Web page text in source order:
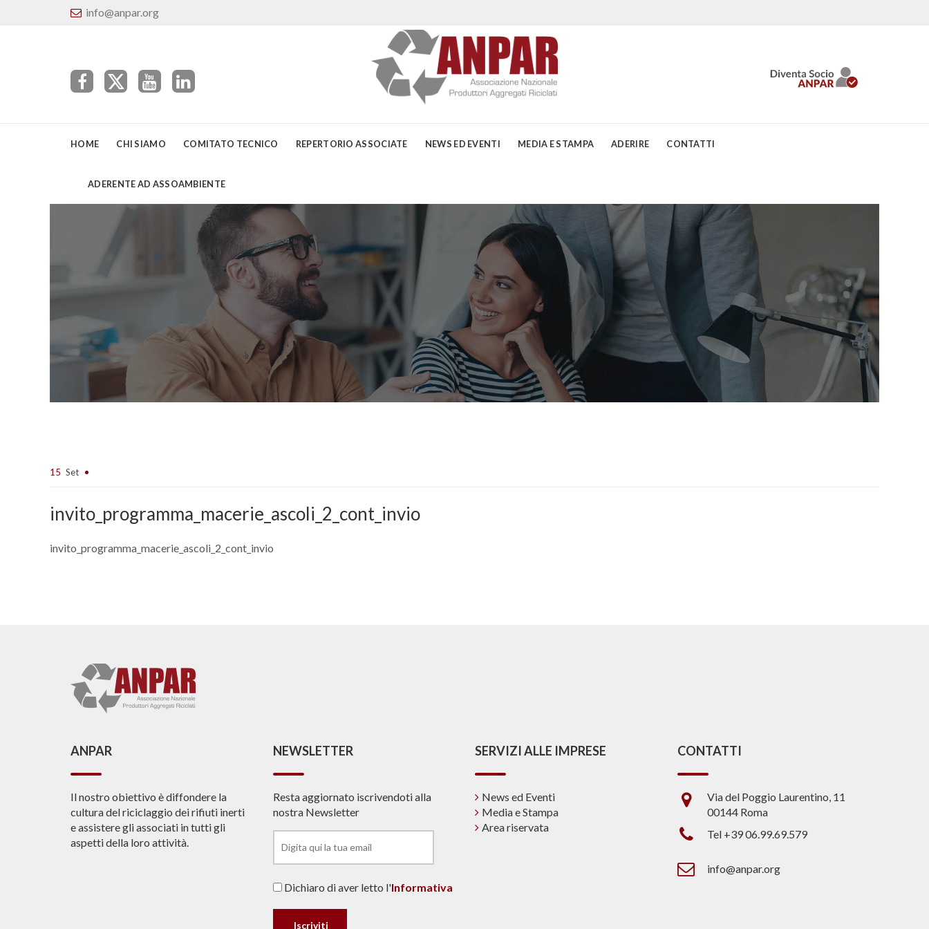
info@anpar.org
HOME CHI SIAMO COMITATO TECNICO REPERTORIO ASSOCIATE NEWS ED EVENTI MEDIA E STAMPA ADERIRE CONTATTI
ADERENTE AD ASSOAMBIENTE
15 Set
invito_programma_macerie_ascoli_2_cont_invio
invito_programma_macerie_ascoli_2_cont_invio
ANPAR
Il nostro obiettivo è diffondere la
cultura del riciclaggio dei rifiuti inerti
e assistere gli associati in tutti gli
aspetti della loro attività.
NEWSLETTER
Resta aggiornato iscrivendoti alla
nostra Newsletter
Dichiaro di aver letto l'Informativa
SERVIZI ALLE IMPRESE
News ed Eventi
Media e Stampa
Area riservata
CONTATTI
Via del Poggio Laurentino, 11
00144 Roma
Tel +39 06.99.69.579
info@anpar.org